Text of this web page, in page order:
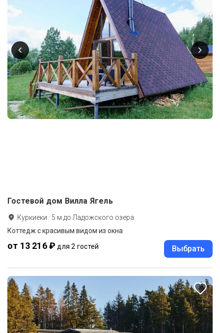
Гостевой дом Вилла Ягель
Куркиеки · 5 м до Ладожского озера
Коттедж с красивым видом из окна
от 13 216 ₽ для 2 гостей Выбрать